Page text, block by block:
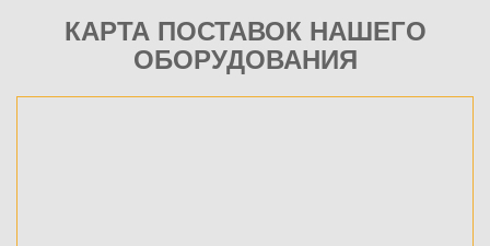
КАРТА ПОСТАВОК НАШЕГО
ОБОРУДОВАНИЯ